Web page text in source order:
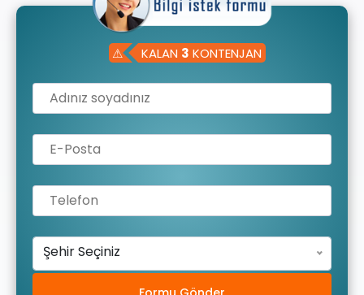
⚠ KALAN 3 KONTENJAN
Şehir Seçiniz